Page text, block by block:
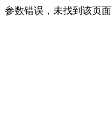
参数错误，未找到该页面